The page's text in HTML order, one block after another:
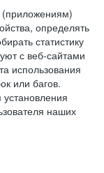
определять
статистику
с веб-сайтами
использования
или багов.
наших